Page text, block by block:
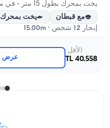
يخت بمحرك بطول 15 متر - في مركز أنطاليا
مع قبطان
يخت بمحرك
إبحار 12 شخص · 15.00m
الأقل
40.558 TL
عرض